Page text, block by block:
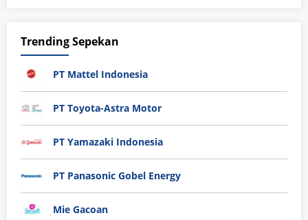
Trending Sepekan
PT Mattel Indonesia
PT Toyota-Astra Motor
PT Yamazaki Indonesia
PT Panasonic Gobel Energy
Mie Gacoan